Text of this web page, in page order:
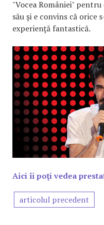
"Vocea României"
său şi e convins că orice
experienţă fantastică.
Aici îi poţi vedea
articolul precedent